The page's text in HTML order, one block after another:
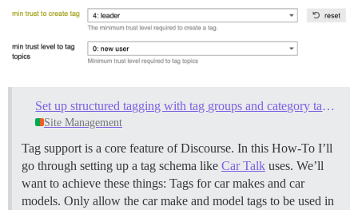
Set up structured tagging with tag groups and category tag restrictions
Site Management
Tag support is a core feature of Discourse. In this How-To I’ll
go through setting up a tag schema like Car Talk uses. We’ll
want to achieve these things: Tags for car makes and car
models. Only allow the car make and model tags to be used in